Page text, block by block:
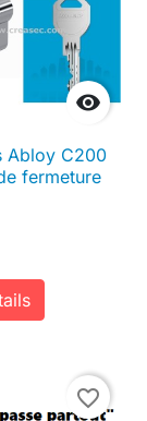

Abloy C200
fermeture
favorite_border